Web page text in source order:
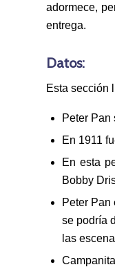
adormece,
entrega.
Datos:
Esta sección
Peter Pan
En 1911
En esta
Bobby
Peter Pan
se podría
las